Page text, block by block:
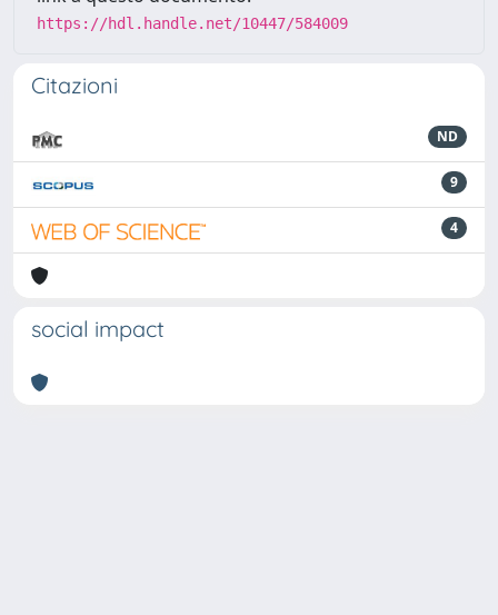
https://hdl.handle.net/10447/584009
Citazioni
ND
9
4
social impact